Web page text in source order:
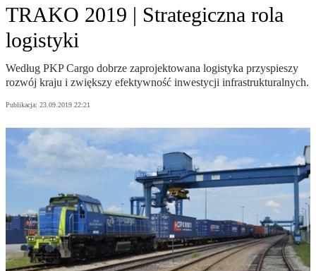
TRAKO 2019 | Strategiczna rola
logistyki
Według PKP Cargo dobrze zaprojektowana logistyka przyspieszy
rozwój kraju i zwiększy efektywność inwestycji infrastrukturalnych.
Publikacja: 23.09.2019 22:21